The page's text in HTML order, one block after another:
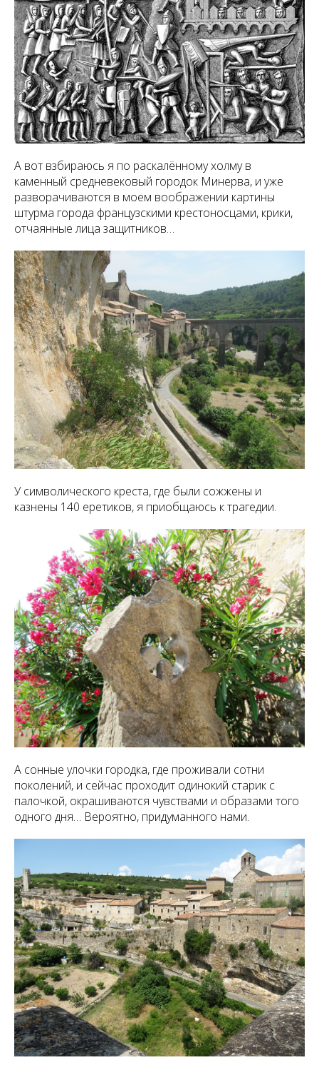
А вот взбираюсь я по раскалённому холму в
каменный средневековый городок Минерва, и уже
разворачиваются в моем воображении картины
штурма города французскими крестоносцами, крики,
отчаянные лица защитников…
У символического креста, где были сожжены и
казнены 140 еретиков, я приобщаюсь к трагедии.
А сонные улочки городка, где проживали сотни
поколений, и сейчас проходит одинокий старик с
палочкой, окрашиваются чувствами и образами того
одного дня… Вероятно, придуманного нами.